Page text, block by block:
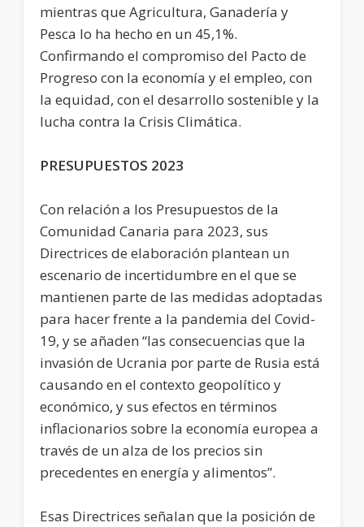
mientras que Agricultura, Ganadería y
Pesca lo ha hecho en un 45,1%.
Confirmando el compromiso del Pacto de
Progreso con la economía y el empleo, con
la equidad, con el desarrollo sostenible y la
lucha contra la Crisis Climática.
PRESUPUESTOS 2023
Con relación a los Presupuestos de la
Comunidad Canaria para 2023, sus
Directrices de elaboración plantean un
escenario de incertidumbre en el que se
mantienen parte de las medidas adoptadas
para hacer frente a la pandemia del Covid-
19, y se añaden “las consecuencias que la
invasión de Ucrania por parte de Rusia está
causando en el contexto geopolítico y
económico, y sus efectos en términos
inflacionarios sobre la economía europea a
través de un alza de los precios sin
precedentes en energía y alimentos”.
Esas Directrices señalan que la posición de